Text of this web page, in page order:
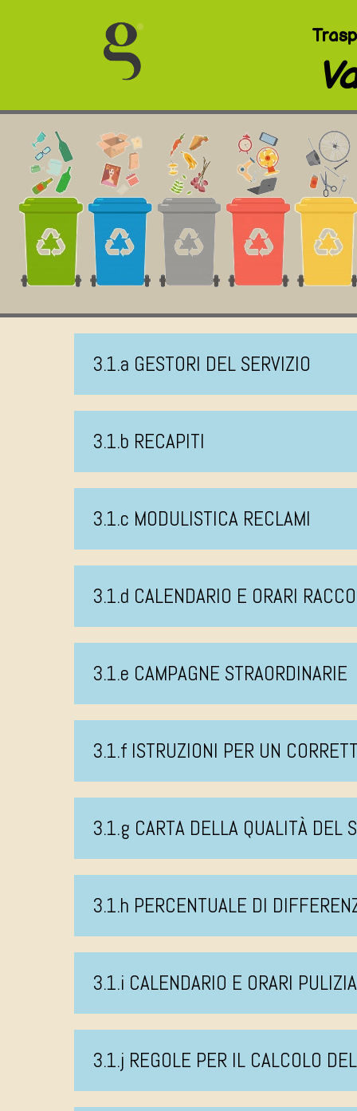
3.1.a GESTORI DEL SERVIZIO
3.1.b RECAPITI
3.1.c MODULISTICA RECLAMI
3.1.d CALENDARIO E ORARI
3.1.e CAMPAGNE STRAORDINARIE
3.1.f ISTRUZIONI PER UN
3.1.g CARTA DELLA QUALITÀ DEL
3.1.h PERCENTUALE DI
3.1.i CALENDARIO E ORARI
3.1.j REGOLE PER IL CALCOLO